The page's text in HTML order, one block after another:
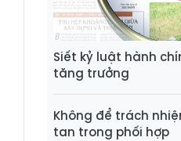
Siết kỷ luật hành
tăng trưởng
Không để trách
tan trong phối hợp